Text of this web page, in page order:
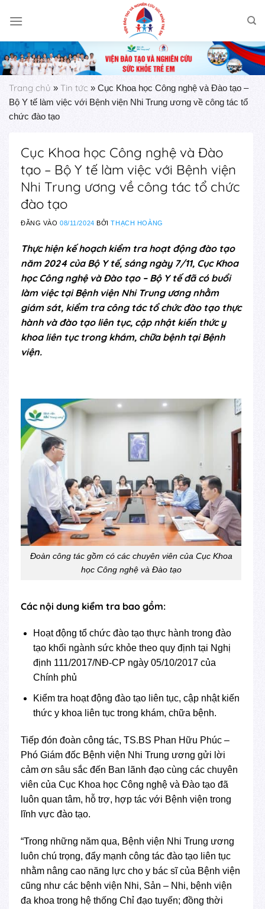
Trang chủ » Tin tức » Cục Khoa học Công nghệ và Đào tạo –
Bộ Y tế làm việc với Bệnh viện Nhi Trung ương về công tác tổ
chức đào tạo
Cục Khoa học Công nghệ và Đào
tạo – Bộ Y tế làm việc với Bệnh viện
Nhi Trung ương về công tác tổ chức
đào tạo
ĐĂNG VÀO08/11/2024 BỞITHẠCH HOÀNG
Thực hiện kế hoạch kiểm tra hoạt động đào tạo
năm 2024 của Bộ Y tế, sáng ngày 7/11, Cục Khoa
học Công nghệ và Đào tạo – Bộ Y tế đã có buổi
làm việc tại Bệnh viện Nhi Trung ương nhằm
giám sát, kiểm tra công tác tổ chức đào tạo thực
hành và đào tạo liên tục, cập nhật kiến thức y
khoa liên tục trong khám, chữa bệnh tại Bệnh
viện.
Đoàn công tác gồm có các chuyên viên của Cục Khoa
học Công nghệ và Đào tạo
Các nội dung kiểm tra bao gồm:
Hoạt động tổ chức đào tạo thực hành trong đào
tạo khối ngành sức khỏe theo quy định tại Nghị
định 111/2017/NĐ-CP ngày 05/10/2017 của
Chính phủ
Kiểm tra hoạt động đào tạo liên tục, cập nhật kiến
thức y khoa liên tục trong khám, chữa bệnh.
Tiếp đón đoàn công tác, TS.BS Phan Hữu Phúc –
Phó Giám đốc Bệnh viện Nhi Trung ương gửi lời
cảm ơn sâu sắc đến Ban lãnh đạo cùng các chuyên
viên của Cục Khoa học Công nghệ và Đào tạo đã
luôn quan tâm, hỗ trợ, hợp tác với Bệnh viện trong
lĩnh vực đào tạo.
“Trong những năm qua, Bệnh viện Nhi Trung ương
luôn chú trọng, đẩy mạnh công tác đào tạo liên tục
nhằm nâng cao năng lực cho y bác sĩ của Bệnh viện
cũng như các bệnh viện Nhi, Sản – Nhi, bệnh viện
đa khoa trong hệ thống Chỉ đạo tuyến; đồng thời